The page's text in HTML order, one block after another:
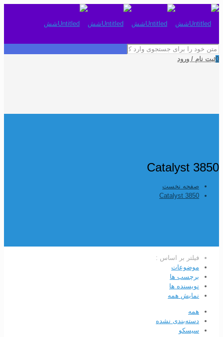
0ثبت نام / ورود
Catalyst 3850
صفحه نخست
Catalyst 3850
فیلتر بر اساس :
موضوعات
برچسب ها
نویسنده ها
نمایش همه
همه
دسته‌بندی نشده
سیسکو